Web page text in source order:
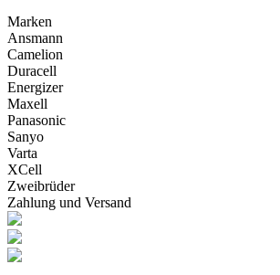
Marken
Ansmann
Camelion
Duracell
Energizer
Maxell
Panasonic
Sanyo
Varta
XCell
Zweibrüder
Zahlung und Versand